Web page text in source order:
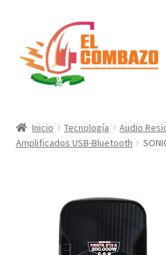
DJ, Audio e Iluminación PRO
Tecnología
Inicio Tecnología Audio
Amplificados USB-Bluetooth